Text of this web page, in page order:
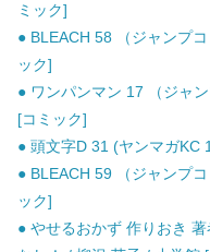
ミック]
● BLEACH 58 （ジャンプ
ック]
● ワンパンマン 17 （ジャ
[コミック]
● 頭文字D 31 (ヤンマガKC
● BLEACH 59 （ジャンプ
ック]
● やせるおかず 作りおき